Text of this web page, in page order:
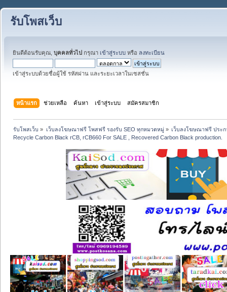
รับโพสเว็บ
ยินดีต้อนรับคุณ, บุคคลทั่วไป กรุณา เข้าสู่ระบบ หรือ ลงทะเบียน
เข้าสู่ระบบด้วยชื่อผู้ใช้ รหัสผ่าน และระยะเวลาในเซสชั่น
หน้าแรก ช่วยเหลือ ค้นหา เข้าสู่ระบบ สมัครสมาชิก
รับโพสเว็บ » เว็บลงโฆษณาฟรี โพสฟรี รองรับ SEO ทุกหมวดหมู่» เว็บลงโฆษณาฟรี ประ
Recycle Carbon Black rCB, rCB660 For SALE , Recovered Carbon Black production.